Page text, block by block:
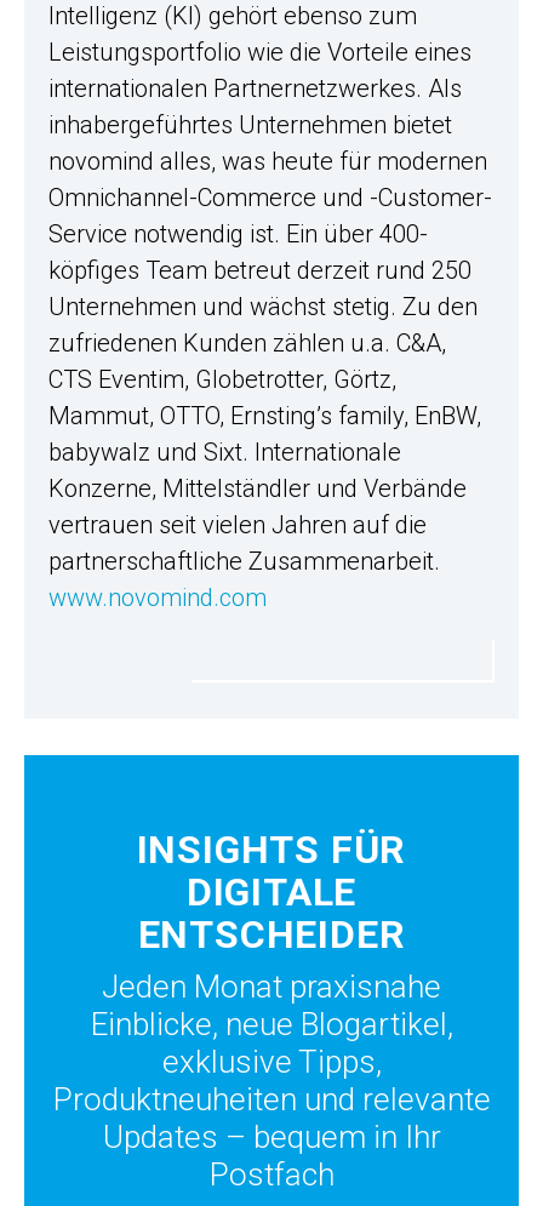
Intelligenz (KI) gehört ebenso zum
Leistungsportfolio wie die Vorteile eines
internationalen Partnernetzwerkes. Als
inhabergeführtes Unternehmen bietet
novomind alles, was heute für modernen
Omnichannel-Commerce und -Customer-
Service notwendig ist. Ein über 400-
köpfiges Team betreut derzeit rund 250
Unternehmen und wächst stetig. Zu den
zufriedenen Kunden zählen u.a. C&A,
CTS Eventim, Globetrotter, Görtz,
Mammut, OTTO, Ernsting’s family, EnBW,
babywalz und Sixt. Internationale
Konzerne, Mittelständler und Verbände
vertrauen seit vielen Jahren auf die
partnerschaftliche Zusammenarbeit.
www.novomind.com
INSIGHTS FÜR
DIGITALE
ENTSCHEIDER
Jeden Monat praxisnahe
Einblicke, neue Blogartikel,
exklusive Tipps,
Produktneuheiten und relevante
Updates – bequem in Ihr
Postfach